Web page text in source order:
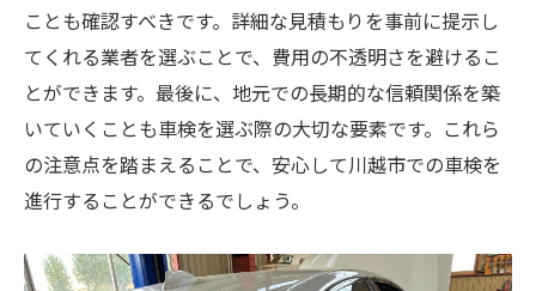
ことも確認すべきです。詳細な見積もりを事前に提示し
てくれる業者を選ぶことで、費用の不透明さを避けるこ
とができます。最後に、地元での長期的な信頼関係を築
いていくことも車検を選ぶ際の大切な要素です。これら
の注意点を踏まえることで、安心して川越市での車検を
進行することができるでしょう。